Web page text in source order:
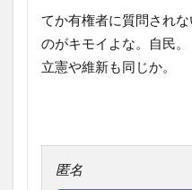
てか有権者に質問され
のがキモイよな。自民。
立憲や維新も同じか。
匿名